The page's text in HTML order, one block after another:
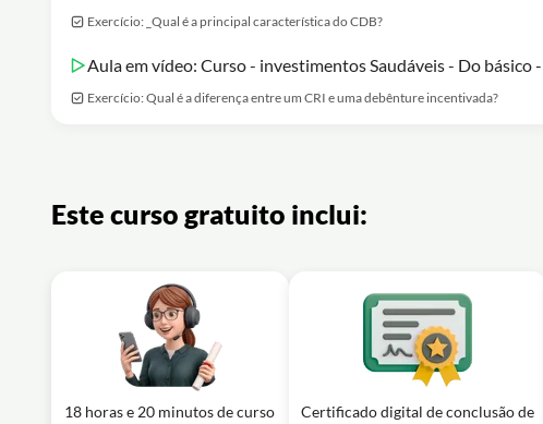
Exercício: _Qual é a principal característica do CDB?
Aula em vídeo: Curso - investimentos Saudáveis - Do básico
Exercício: Qual é a diferença entre um CRI e uma debênture incentivada?
Este curso gratuito inclui:
18 horas e 20 minutos de curso
Certificado digital de conclusão de